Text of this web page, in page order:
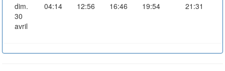
dim.
30
avril
04:14 12:56 16:46 19:54 21:31